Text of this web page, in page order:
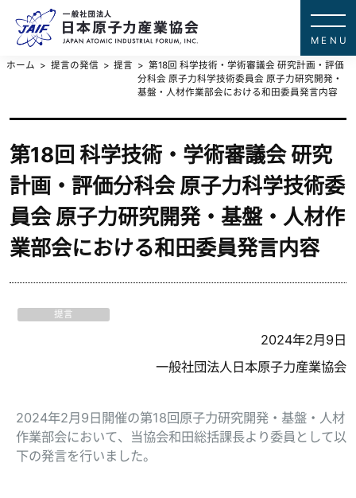
ホーム 提言の発信 提言
第18回 科学技術・学術審議会 研究計画・評価
分科会 原子力科学技術委員会 原子力研究開発・
基盤・人材作業部会における和田委員発言内容
第18回 科学技術・学術審議会 研究
計画・評価分科会 原子力科学技術委
員会 原子力研究開発・基盤・人材作
業部会における和田委員発言内容
提言
2024年2月9日
一般社団法人日本原子力産業協会
2024年2月9日開催の第18回原子力研究開発・基盤・人材
作業部会において、当協会和田総括課長より委員として以
下の発言を行いました。